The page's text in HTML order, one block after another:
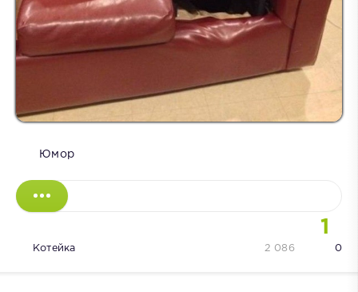
Юмор
1
Котейка 0
2 086